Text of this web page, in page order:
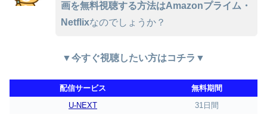
画を無料視聴する方法はAmazonプライム・
Netflixなのでしょうか？
▼今すぐ視聴したい方はコチラ▼
配信サービス
無料期間
U-NEXT
31日間